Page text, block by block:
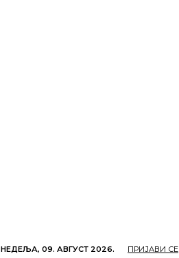
НЕДЕЉА, 09. АВГУСТ 2026. ПРИЈАВИ СЕ